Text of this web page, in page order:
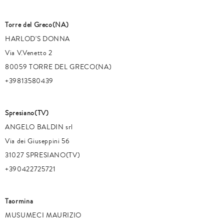
Torre del Greco(NA)
HARLOD'S DONNA
Via V.Venetto 2
80059 TORRE DEL GRECO(NA)
+39813580439
Spresiano(TV)
ANGELO BALDIN srl
Via dei Giuseppini 56
31027 SPRESIANO(TV)
+390422725721
Taormina
MUSUMECI MAURIZIO